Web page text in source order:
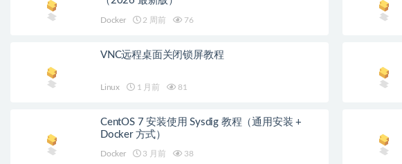
Docker 2 周前 76
VNC远程桌面关闭锁屏教程
Linux 1 月前 81
CentOS 7 安装使用 Sysdig 教程（通用安装 +
Docker 方式）
Docker 3 月前 38